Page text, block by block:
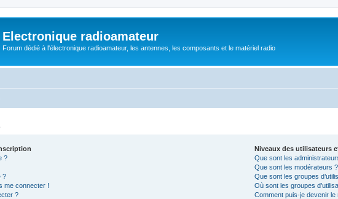
Electronique radioamateur
Forum dédié à l'électronique radioamateur, les antennes, les composants et le matériel radio
?
?
me connecter !
?
Niveaux des utilisateurs
Que sont les
Que sont les modérateurs ?
Que sont les groupes
Où sont les groupes
Comment puis-je devenir le